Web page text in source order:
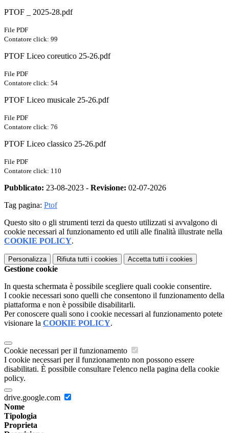
PTOF _ 2025-28.pdf
File PDF
Contatore click: 99
PTOF Liceo coreutico 25-26.pdf
File PDF
Contatore click: 54
PTOF Liceo musicale 25-26.pdf
File PDF
Contatore click: 76
PTOF Liceo classico 25-26.pdf
File PDF
Contatore click: 110
Pubblicato: 23-08-2023 - Revisione: 02-07-2026
Tag pagina: Ptof
Questo sito o gli strumenti terzi da questo utilizzati si avvalgono di
cookie necessari al funzionamento ed utili alle finalità illustrate nella
COOKIE POLICY.
Personalizza Rifiuta tutti i cookies Accetta tutti i cookies
Gestione cookie
In questa schermata è possibile scegliere quali cookie consentire.
I cookie necessari sono quelli che consentono il funzionamento della
piattaforma e non è possibile disabilitarli.
Per conoscere quali sono i cookie necessari al funzionamento potete
visionare la COOKIE POLICY.
Cookie necessari per il funzionamento
I cookie necessari per il funzionamento non possono essere
disabilitati. È possibile consultare l'elenco nella pagina della cookie
policy.
drive.google.com
Nome
Tipologia
Proprieta